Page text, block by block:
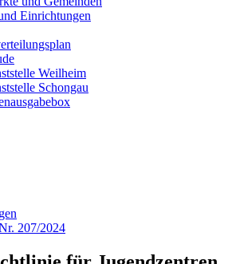
Einrichtungen
Weilheim
Schongau
207/2024